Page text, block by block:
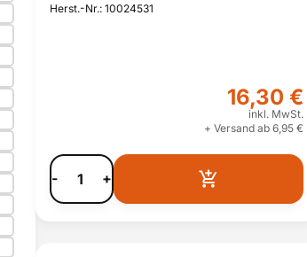
Herst.-Nr.: 10024531
16,30 €
inkl. MwSt.
+ Versand ab 6,95 €
- +